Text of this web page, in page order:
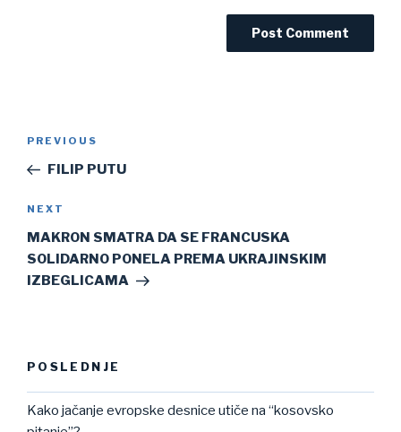
Previous
Post
PREVIOUS
FILIP PUTU
Next
Post
NEXT
MAKRON SMATRA DA SE FRANCUSKA
SOLIDARNO PONELA PREMA UKRAJINSKIM
IZBEGLICAMA
POSLEDNJE
Kako jačanje evropske desnice utiče na “kosovsko